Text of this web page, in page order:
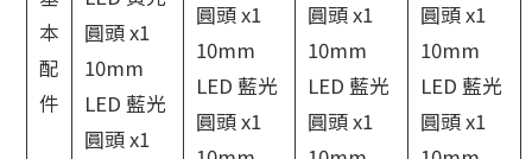
本
配
件
圓頭 x1
10mm
LED 藍光
圓頭 x1
圓頭 x1
10mm
LED 藍光
圓頭 x1
圓頭 x1
10mm
LED 藍光
圓頭 x1
圓頭 x1
10mm
LED 藍光
圓頭 x1